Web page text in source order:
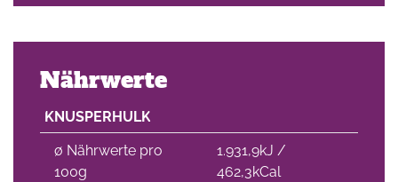
Nährwerte
KNUSPERHULK
∅ Nährwerte pro
100g
1.931,9kJ /
462,3kCal